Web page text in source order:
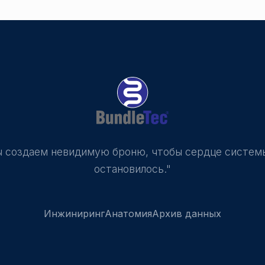
невидимую броню, чтобы сердце
остановилось."
ИнжинирингАнатомияАрхив данных